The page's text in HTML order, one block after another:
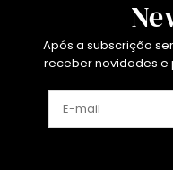
Após a subscrição
receber novidades e